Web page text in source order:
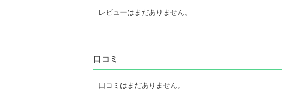
レビューはまだありません。
口コミ
口コミはまだありません。